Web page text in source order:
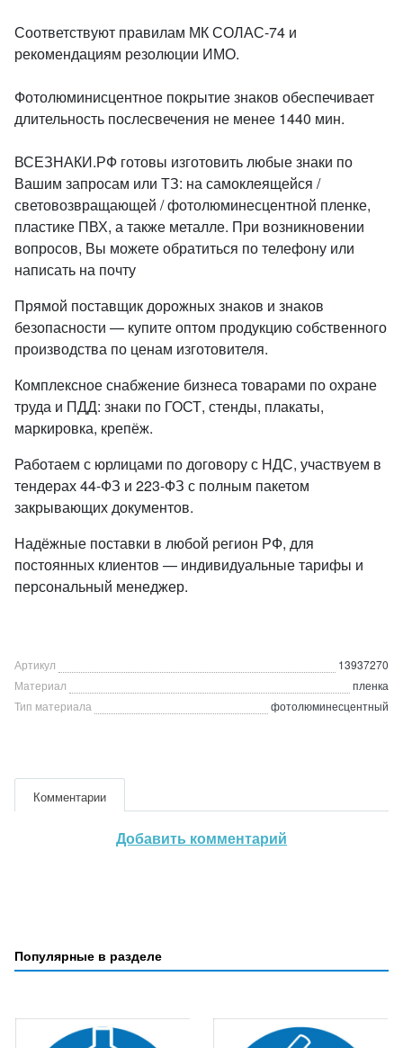
Соответствуют правилам МК СОЛАС-74 и
рекомендациям резолюции ИМО.
Фотолюминисцентное покрытие знаков обеспечивает
длительность послесвечения не менее 1440 мин.
ВСЕЗНАКИ.РФ готовы изготовить любые знаки по
Вашим запросам или ТЗ: на самоклеящейся /
световозвращающей / фотолюминесцентной пленке,
пластике ПВХ, а также металле. При возникновении
вопросов, Вы можете обратиться по телефону или
написать на почту
Прямой поставщик дорожных знаков и знаков
безопасности — купите оптом продукцию собственного
производства по ценам изготовителя.
Комплексное снабжение бизнеса товарами по охране
труда и ПДД: знаки по ГОСТ, стенды, плакаты,
маркировка, крепёж.
Работаем с юрлицами по договору с НДС, участвуем в
тендерах 44-ФЗ и 223-ФЗ с полным пакетом
закрывающих документов.
Надёжные поставки в любой регион РФ, для
постоянных клиентов — индивидуальные тарифы и
персональный менеджер.
Артикул
13937270
Материал
пленка
Тип материала
фотолюминесцентный
Комментарии
Добавить комментарий
Популярные в разделе